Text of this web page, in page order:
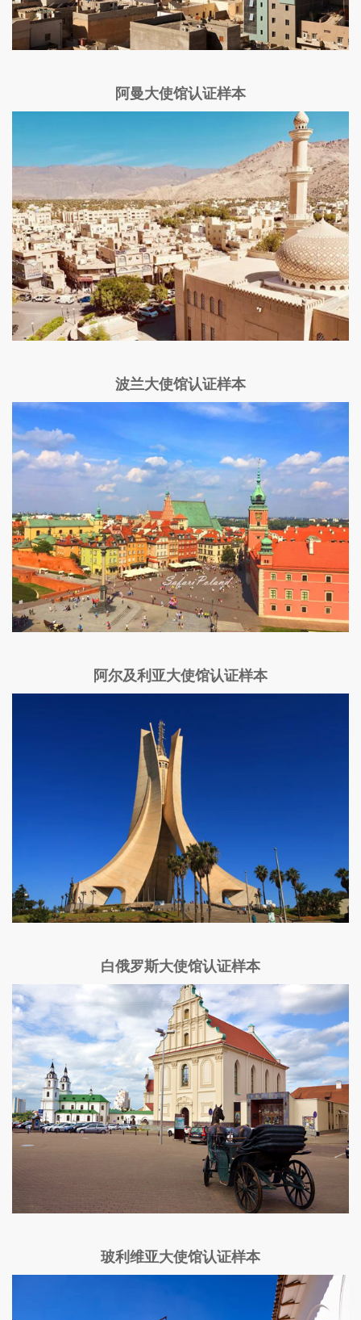
阿曼大使馆认证样本
波兰大使馆认证样本
阿尔及利亚大使馆认证样本
白俄罗斯大使馆认证样本
玻利维亚大使馆认证样本